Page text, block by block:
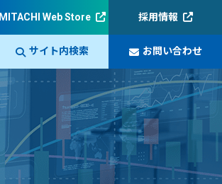
MITACHI Web Store 採用情報
サイト内検索 お問い合わせ